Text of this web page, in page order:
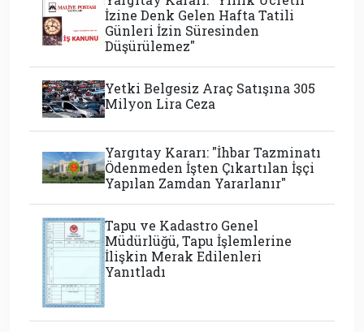
İzine Denk Gelen Hafta Tatili
Günleri İzin Süresinden
Düşürülemez"
Yetki Belgesiz Araç Satışına 305
Milyon Lira Ceza
Yargıtay Kararı: "İhbar Tazminatı
Ödenmeden İşten Çıkartılan İşçi
Yapılan Zamdan Yararlanır"
Tapu ve Kadastro Genel
Müdürlüğü, Tapu İşlemlerine
İlişkin Merak Edilenleri
Yanıtladı